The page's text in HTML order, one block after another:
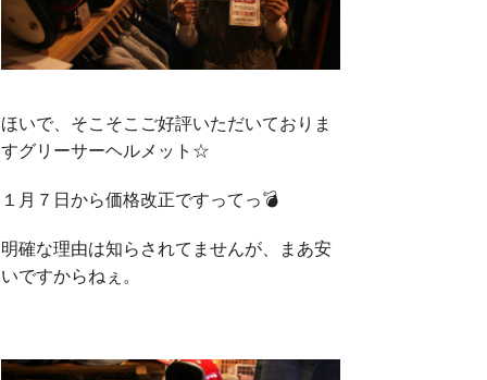
ほいで、そこそこご好評いただいておりま
すグリーサーヘルメット☆
１月７日から価格改正ですってっ💣
明確な理由は知らされてませんが、まあ安
いですからねぇ。